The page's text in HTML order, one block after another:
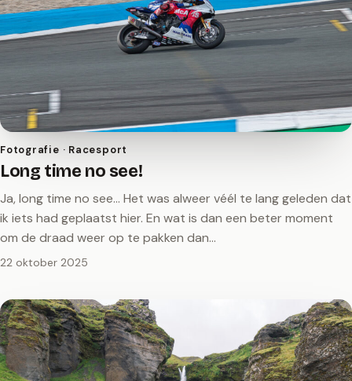
Fotografie · Racesport
Long time no see!
Ja, long time no see… Het was alweer véél te lang geleden dat
ik iets had geplaatst hier. En wat is dan een beter moment
om de draad weer op te pakken dan…
22 oktober 2025